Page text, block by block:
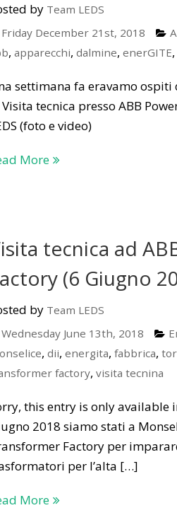
by Team LEDS
Friday December 21st, 2018
, apparecchi, dalmine, enerGITE,
settimana fa eravamo ospiti
tecnica presso ABB
(foto e video)
More
tecnica ad
(6 Giugno
by Team LEDS
Wednesday June 13th, 2018
, dii, energita, fabbrica,
factory, visita tecnina
this entry is only available
2018 siamo stati a
Factory per
per l’alta […]
More